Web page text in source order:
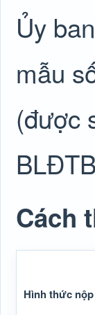
Ủy
mẫu
(được
Cách
Hình thức nộp